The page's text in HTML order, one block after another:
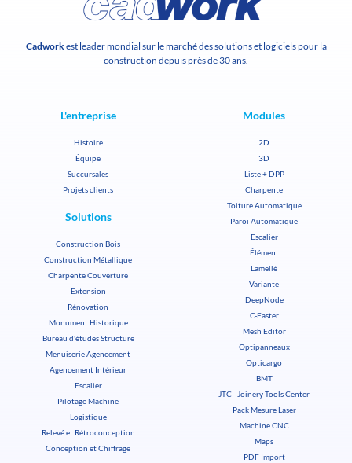
Cadwork est leader mondial sur le marché des solutions et logiciels pour la
construction depuis près de 30 ans.
L'entreprise
Histoire
Équipe
Succursales
Projets clients
Solutions
Construction Bois
Construction Métallique
Charpente Couverture
Extension
Rénovation
Monument Historique
Bureau d'études Structure
Menuiserie Agencement
Agencement Intérieur
Escalier
Pilotage Machine
Logistique
Relevé et Rétroconception
Conception et Chiffrage
Modules
2D
3D
Liste + DPP
Charpente
Toiture Automatique
Paroi Automatique
Escalier
Élément
Lamellé
Variante
DeepNode
C-Faster
Mesh Editor
Optipanneaux
Opticargo
BMT
JTC - Joinery Tools Center
Pack Mesure Laser
Machine CNC
Maps
PDF Import